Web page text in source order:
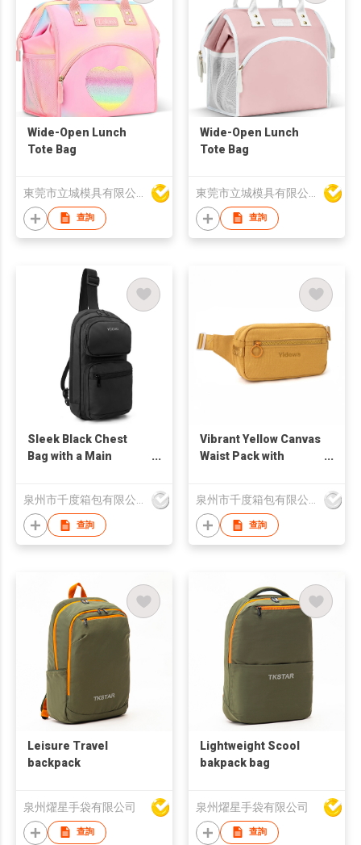
Wide-Open Lunch
Tote Bag
查詢
Wide-Open Lunch
Tote Bag
查詢
Sleek Black Chest
Bag with a Main
Secure Hidden Back
Panel Zip Pocket
泉州市千度箱包有限公司
查詢
Vibrant Yellow Canvas
Waist Pack with
Organization for
Active Adventures
泉州市千度箱包有限公司
查詢
Leisure Travel
backpack
泉州燿星手袋有限公司
查詢
Lightweight Scool
bakpack bag
泉州燿星手袋有限公司
查詢